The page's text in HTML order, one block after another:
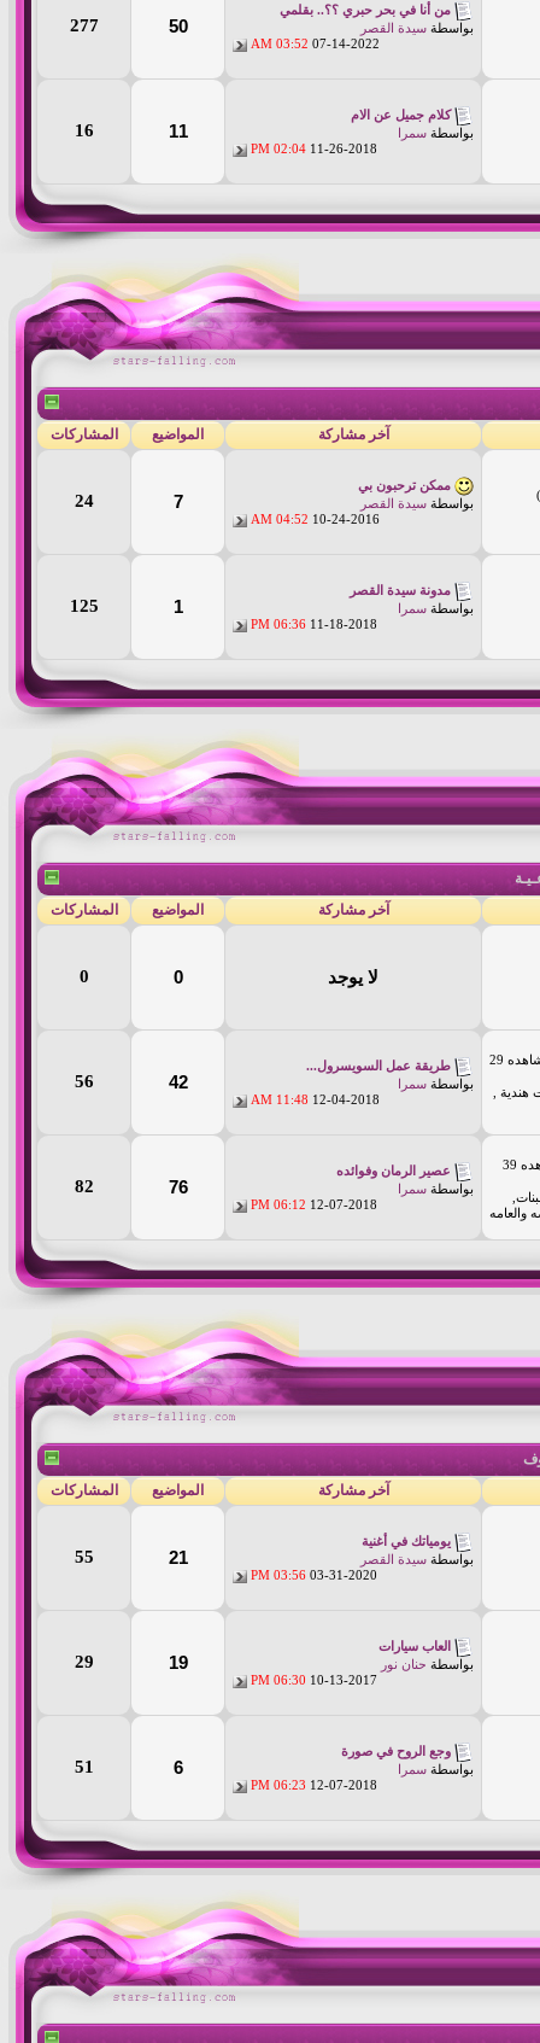
من أنا في بحر حبري ؟؟.. بقلمي
بواسطة سيدة القصر
07-14-2022
03:52 AM
50
277
كلام جميل عن الام
بواسطة سمرا
11-26-2018
02:04 PM
11
16
آخر مشاركة
المواضيع المشاركات
ممكن ترحبون بي
بواسطة سيدة القصر
10-24-2016
04:52 AM
7
24
مدونة سيدة القصر
بواسطة سمرا
11-18-2018
06:36 PM
1
125
آخر مشاركة
المواضيع المشاركات
لا يوجد 0
0
(يشاهده 29
,
طريقة عمل السويسرول...
بواسطة سمرا
12-04-2018
11:48 AM
42
56
(يشاهده 39
والعامه
عصير الرمان وفوائده
بواسطة سمرا
12-07-2018
06:12 PM
76
82
آخر مشاركة
المواضيع المشاركات
يومياتك في أغنية
بواسطة سيدة القصر
03-31-2020
03:56 PM
21
55
العاب سيارات
بواسطة حنان نور
10-13-2017
06:30 PM
19
29
وجع الروح في صورة
بواسطة سمرا
12-07-2018
06:23 PM
6
51